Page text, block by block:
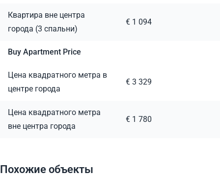
Квартира вне центра
города (3 спальни)
€ 1 094
Buy Apartment Price
Цена квадратного метра в
центре города
€ 3 329
Цена квадратного метра
вне центра города
€ 1 780
Похожие объекты